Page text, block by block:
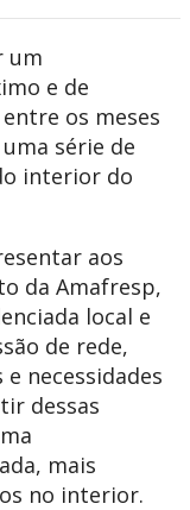
um
e de
os meses
série de
interior do
aos
da Amafresp,
local e
de rede,
necessidades
dessas
mais
no interior.